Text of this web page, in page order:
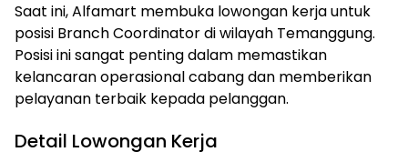
Saat ini, Alfamart membuka lowongan kerja untuk
posisi Branch Coordinator di wilayah Temanggung.
Posisi ini sangat penting dalam memastikan
kelancaran operasional cabang dan memberikan
pelayanan terbaik kepada pelanggan.
Detail Lowongan Kerja